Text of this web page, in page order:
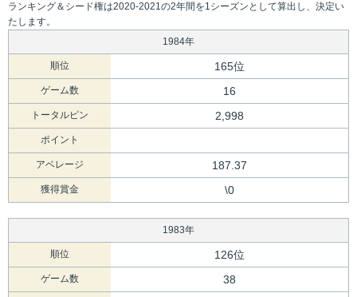
ランキング＆シード権は2020-2021の2年間を1シーズンとして算出し、決定い
たします。
1984年
順位 165位
ゲーム数 16
トータルピン 2,998
ポイント
アベレージ 187.37
獲得賞金 \0
1983年
順位 126位
ゲーム数 38